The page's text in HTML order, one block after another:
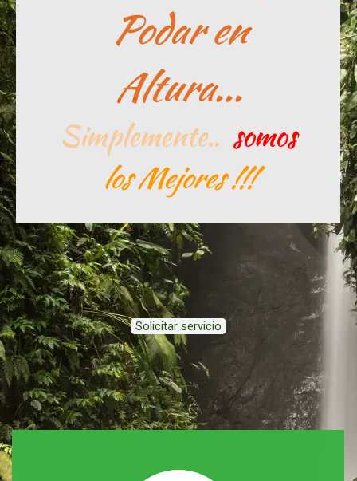
Podar en
Altura...
Simplemente.. somos
los Mejores !!!
Solicitar servicio